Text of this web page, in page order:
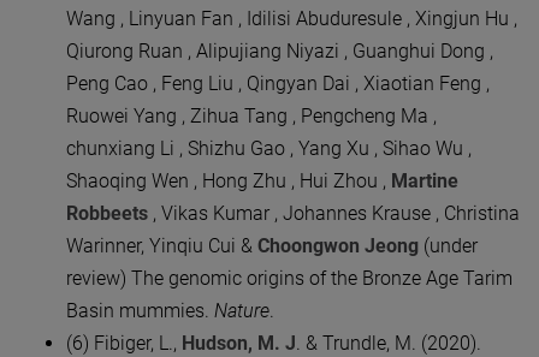
Wang , Linyuan Fan , Idilisi Abuduresule , Xingjun Hu ,
Qiurong Ruan , Alipujiang Niyazi , Guanghui Dong ,
Peng Cao , Feng Liu , Qingyan Dai , Xiaotian Feng ,
Ruowei Yang , Zihua Tang , Pengcheng Ma ,
chunxiang Li , Shizhu Gao , Yang Xu , Sihao Wu ,
Shaoqing Wen , Hong Zhu , Hui Zhou , Martine
Robbeets , Vikas Kumar , Johannes Krause , Christina
Warinner, Yinqiu Cui & Choongwon Jeong (under
review) The genomic origins of the Bronze Age Tarim
Basin mummies. Nature.
(6) Fibiger, L., Hudson, M. J. & Trundle, M. (2020).